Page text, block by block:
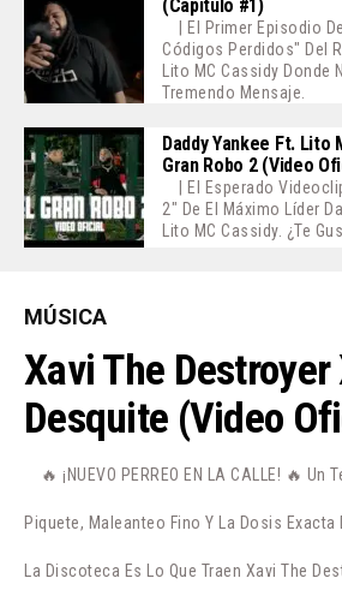
(Capítulo #1)
| El Primer Episodio
Códigos Perdidos" Del
Lito MC Cassidy Donde
Tremendo Mensaje.
Daddy Yankee Ft. Lito
Gran Robo 2 (Video
| El Esperado
2" De El Máximo Líder
Lito MC Cassidy. ¿Te
MÚSICA
Xavi The
Desquite (Video
🔥 ¡NUEVO PERREO EN LA CALLE! 🔥 Un
Piquete, Maleanteo Fino Y La Dosis Exacta
La Discoteca Es Lo Que Traen Xavi The